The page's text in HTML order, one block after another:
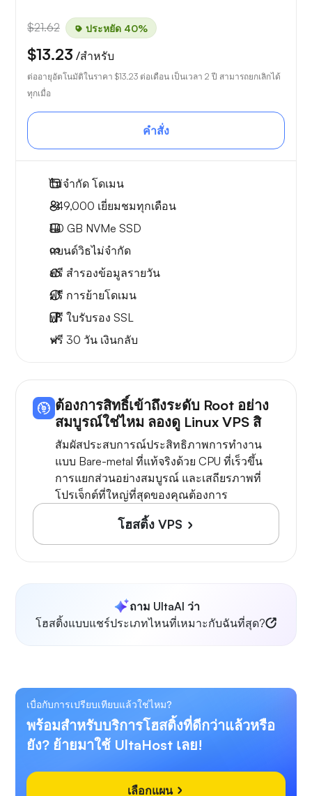
$21.62 ประหยัด 40%
$13.23 /สำหรับ
ต่ออายุอัตโนมัติในราคา $13.23 ต่อเดือน เป็นเวลา 2 ปี สามารถยกเลิกได้
ทุกเมื่อ
คำสั่ง
ไม่จำกัด โดเมน
~49,000 เยี่ยมชมทุกเดือน
110 GB NVMe SSD
แบนด์วิธไม่จำกัด
ฟรี สำรองข้อมูลรายวัน
ฟรี การย้ายโดเมน
ฟรี ใบรับรอง SSL
ฟรี 30 วัน เงินกลับ
ต้องการสิทธิ์เข้าถึงระดับ Root อย่าง
สมบูรณ์ใช่ไหม ลองดู Linux VPS สิ
สัมผัสประสบการณ์ประสิทธิภาพการทำงาน
แบบ Bare-metal ที่แท้จริงด้วย CPU ที่เร็วขึ้น
การแยกส่วนอย่างสมบูรณ์ และเสถียรภาพที่
โปรเจ็กต์ที่ใหญ่ที่สุดของคุณต้องการ
โฮสติ้ง VPS
ถาม UltaAI ว่า
โฮสติ้งแบบแชร์ประเภทไหนที่เหมาะกับฉันที่สุด?
เบื่อกับการเปรียบเทียบแล้วใช่ไหม?
พร้อมสำหรับบริการโฮสติ้งที่ดีกว่าแล้วหรือ
ยัง? ย้ายมาใช้ UltaHost เลย!
เลือกแผน